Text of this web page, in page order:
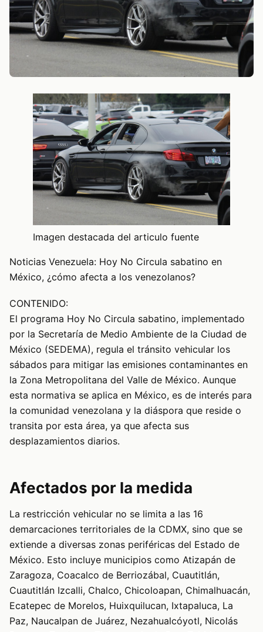
Imagen destacada del articulo fuente
Noticias Venezuela: Hoy No Circula sabatino en
México, ¿cómo afecta a los venezolanos?
CONTENIDO:
El programa Hoy No Circula sabatino, implementado
por la Secretaría de Medio Ambiente de la Ciudad de
México (SEDEMA), regula el tránsito vehicular los
sábados para mitigar las emisiones contaminantes en
la Zona Metropolitana del Valle de México. Aunque
esta normativa se aplica en México, es de interés para
la comunidad venezolana y la diáspora que reside o
transita por esta área, ya que afecta sus
desplazamientos diarios.
Afectados por la medida
La restricción vehicular no se limita a las 16
demarcaciones territoriales de la CDMX, sino que se
extiende a diversas zonas periféricas del Estado de
México. Esto incluye municipios como Atizapán de
Zaragoza, Coacalco de Berriozábal, Cuautitlán,
Cuautitlán Izcalli, Chalco, Chicoloapan, Chimalhuacán,
Ecatepec de Morelos, Huixquilucan, Ixtapaluca, La
Paz, Naucalpan de Juárez, Nezahualcóyotl, Nicolás